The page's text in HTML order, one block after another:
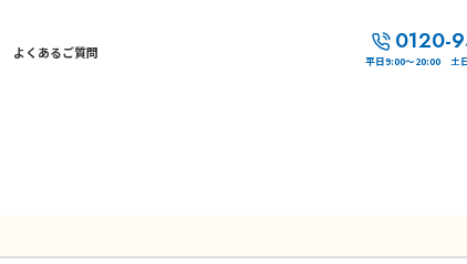
よくあるご質問 0120-
平日9:00～20:00 土